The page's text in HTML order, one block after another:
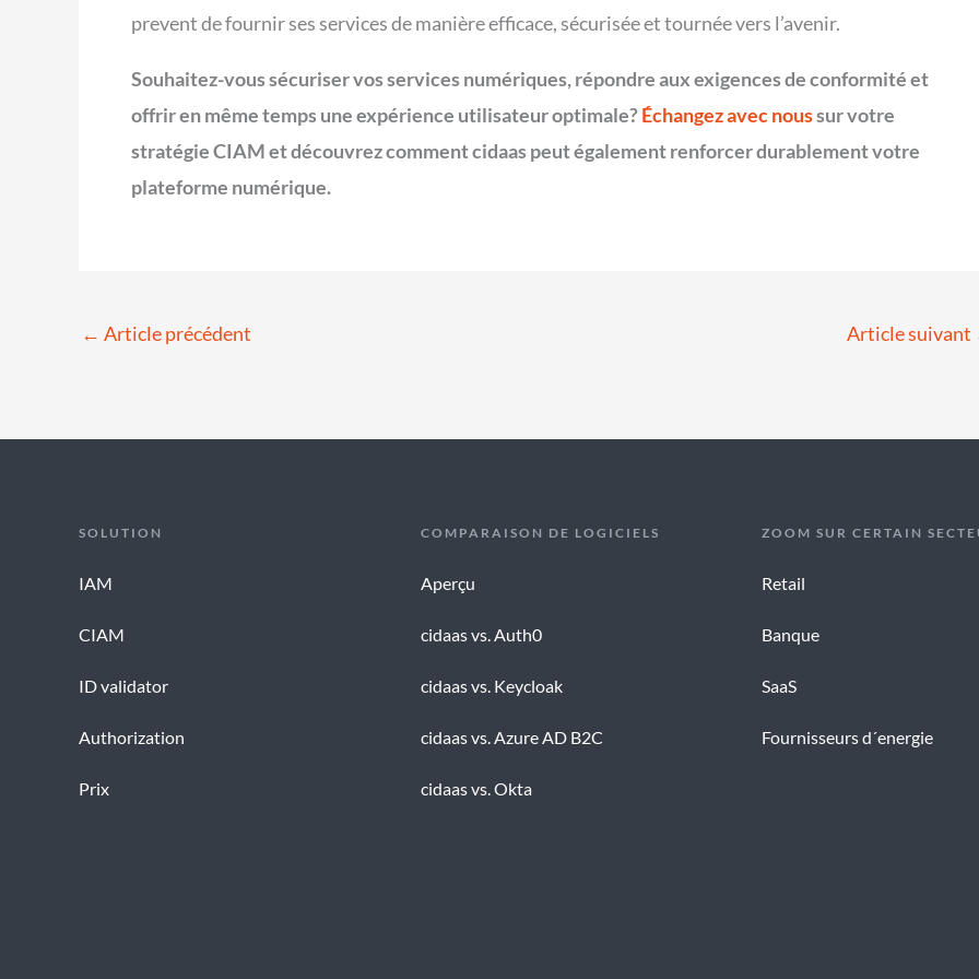
prevent de fournir ses services de manière efficace, sécurisée et tournée vers l’avenir.
Souhaitez-vous sécuriser vos services numériques, répondre aux exigences de conformité et
offrir en même temps une expérience utilisateur optimale? Échangez avec noussur votre
stratégie CIAM et découvrez comment cidaas peut également renforcer durablement votre
plateforme numérique.
← Article précédent Article suivant
SOLUTION
IAM
CIAM
ID validator
Authorization
Prix
COMPARAISON DE LOGICIELS
Aperçu
cidaas vs. Auth0
cidaas vs. Keycloak
cidaas vs. Azure AD B2C
cidaas vs. Okta
ZOOM SUR CERTAIN
Retail
Banque
SaaS
Fournisseurs d´energie